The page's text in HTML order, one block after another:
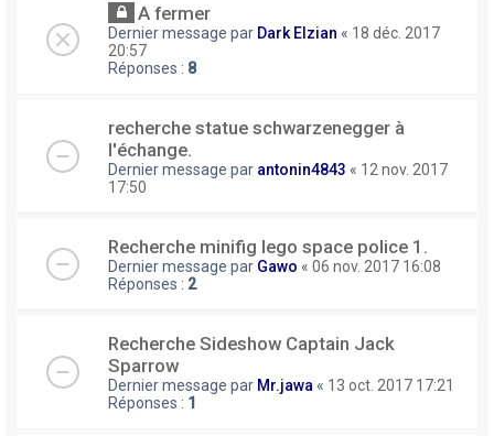
A fermer
Dernier message par Dark Elzian « 18 déc. 2017
20:57
Réponses : 8
recherche statue schwarzenegger à
l'échange.
Dernier message par antonin4843 « 12 nov. 2017
17:50
Recherche minifig lego space police 1.
Dernier message par Gawo « 06 nov. 2017 16:08
Réponses : 2
Recherche Sideshow Captain Jack
Sparrow
Dernier message par Mr.jawa « 13 oct. 2017 17:21
Réponses : 1